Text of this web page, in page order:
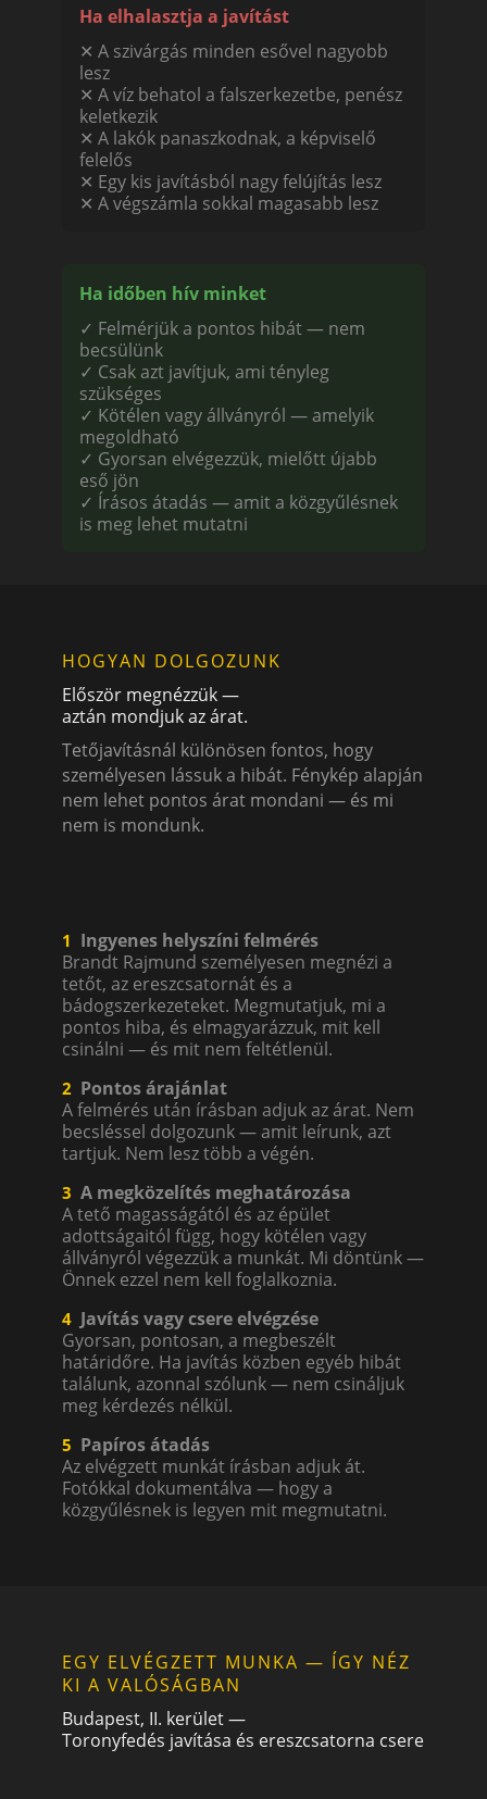
Ha elhalasztja a javítást
✕ A szivárgás minden esővel nagyobb
lesz
✕ A víz behatol a falszerkezetbe, penész
keletkezik
✕ A lakók panaszkodnak, a képviselő
felelős
✕ Egy kis javításból nagy felújítás lesz
✕ A végszámla sokkal magasabb lesz
Ha időben hív minket
✓ Felmérjük a pontos hibát — nem
becsülünk
✓ Csak azt javítjuk, ami tényleg
szükséges
✓ Kötélen vagy állványról — amelyik
megoldható
✓ Gyorsan elvégezzük, mielőtt újabb
eső jön
✓ Írásos átadás — amit a közgyűlésnek
is meg lehet mutatni
HOGYAN DOLGOZUNK
Először megnézzük —
aztán mondjuk az árat.
Tetőjavításnál különösen fontos, hogy
személyesen lássuk a hibát. Fénykép alapján
nem lehet pontos árat mondani — és mi
nem is mondunk.
1 Ingyenes helyszíni felmérés
Brandt Rajmund személyesen megnézi a
tetőt, az ereszcsatornát és a
bádogszerkezeteket. Megmutatjuk, mi a
pontos hiba, és elmagyarázzuk, mit kell
csinálni — és mit nem feltétlenül.
2 Pontos árajánlat
A felmérés után írásban adjuk az árat. Nem
becsléssel dolgozunk — amit leírunk, azt
tartjuk. Nem lesz több a végén.
3 A megközelítés meghatározása
A tető magasságától és az épület
adottságaitól függ, hogy kötélen vagy
állványról végezzük a munkát. Mi döntünk —
Önnek ezzel nem kell foglalkoznia.
4 Javítás vagy csere elvégzése
Gyorsan, pontosan, a megbeszélt
határidőre. Ha javítás közben egyéb hibát
találunk, azonnal szólunk — nem csináljuk
meg kérdezés nélkül.
5 Papíros átadás
Az elvégzett munkát írásban adjuk át.
Fotókkal dokumentálva — hogy a
közgyűlésnek is legyen mit megmutatni.
EGY ELVÉGZETT MUNKA — ÍGY NÉZ
KI A VALÓSÁGBAN
Budapest, II. kerület —
Toronyfedés javítása és ereszcsatorna csere